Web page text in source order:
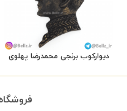
دیوارکوب برنجی محمدرضا پهلوی